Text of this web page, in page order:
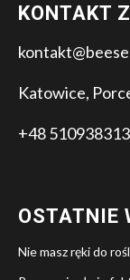
KONTAKT
Katowice,
+48 510938313
OSTATNIE
Nie masz ręki do